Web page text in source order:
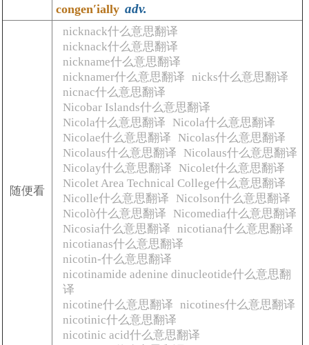
congenʹially adv.
随便看
nicknack什么意思翻译
nicknack什么意思翻译
nickname什么意思翻译
nicknamer什么意思翻译 nicks什么意思翻译
nicnac什么意思翻译
Nicobar Islands什么意思翻译
Nicola什么意思翻译
Nicola什么意思翻译
Nicolae什么意思翻译
Nicolas什么意思翻译
Nicolaus什么意思翻译
Nicolaus什么意思翻译
Nicolay什么意思翻译
Nicolet什么意思翻译
Nicolet Area Technical College什么意思翻译
Nicolle什么意思翻译
Nicolson什么意思翻译
Nicolò什么意思翻译
Nicomedia什么意思翻译
Nicosia什么意思翻译 nicotiana什么意思翻译
nicotianas什么意思翻译
nicotin-什么意思翻译
nicotinamide adenine dinucleotide什么意思翻
译
nicotine什么意思翻译 nicotines什么意思翻译
nicotinic什么意思翻译
nicotinic acid什么意思翻译